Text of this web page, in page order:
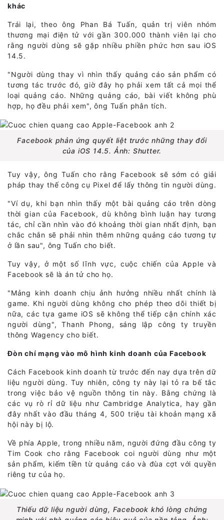
khác
Trái lại, theo ông Phan Bá Tuấn, quản trị viên nhóm
thương mại điện tử với gần 300.000 thành viên lại cho
rằng người dùng sẽ gặp nhiều phiền phức hơn sau iOS
14.5.
"Người dùng thay vì nhìn thấy quảng cáo sản phẩm có
tương tác trước đó, giờ đây họ phải xem tất cả mọi thể
loại quảng cáo. Những quảng cáo, bài viết không phù
hợp, họ đều phải xem", ông Tuấn phân tích.
Facebook phản ứng quyết liệt trước những thay đổi
của iOS 14.5. Ảnh: Shutter.
Tuy vậy, ông Tuấn cho rằng Facebook sẽ sớm có giải
pháp thay thế công cụ Pixel để lấy thông tin người dùng.
"Ví dụ, khi bạn nhìn thấy một bài quảng cáo trên dòng
thời gian của Facebook, dù không bình luận hay tương
tác, chỉ cần nhìn vào đó khoảng thời gian nhất định, bạn
chắc chắn sẽ phải nhìn thêm những quảng cáo tương tự
ở lần sau", ông Tuấn cho biết.
Tuy vậy, ở một số lĩnh vực, cuộc chiến của Apple và
Facebook sẽ là án tử cho họ.
"Mảng kinh doanh chịu ảnh hưởng nhiều nhất chính là
game. Khi người dùng không cho phép theo dõi thiết bị
nữa, các tựa game iOS sẽ không thể tiếp cận chính xác
người dùng", Thanh Phong, sáng lập công ty truyền
thông Wagency cho biết.
Đòn chí mạng vào mô hình kinh doanh của Facebook
Cách Facebook kinh doanh từ trước đến nay dựa trên dữ
liệu người dùng. Tuy nhiên, công ty này lại tỏ ra bế tắc
trong việc bảo vệ nguồn thông tin này. Bằng chứng là
các vụ rò rỉ dữ liệu như Cambridge Analytica, hay gần
đây nhất vào đầu tháng 4, 500 triệu tài khoản mạng xã
hội này bị lộ.
Về phía Apple, trong nhiều năm, người đứng đầu công ty
Tim Cook cho rằng Facebook coi người dùng như một
sản phẩm, kiếm tiền từ quảng cáo và đùa cợt với quyền
riêng tư của họ.
Thiếu dữ liệu người dùng, Facebook khó lòng chứng